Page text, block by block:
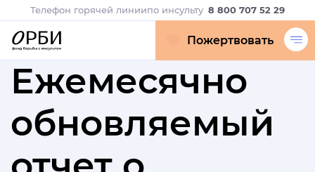
Телефон горячей линиипо инсульту 8 800 707 52 29
Пожертвовать
Ежемесячно
обновляемый